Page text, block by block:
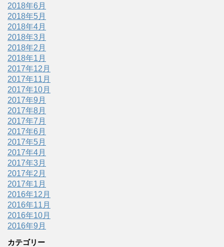
2018年6月
2018年5月
2018年4月
2018年3月
2018年2月
2018年1月
2017年12月
2017年11月
2017年10月
2017年9月
2017年8月
2017年7月
2017年6月
2017年5月
2017年4月
2017年3月
2017年2月
2017年1月
2016年12月
2016年11月
2016年10月
2016年9月
カテゴリー